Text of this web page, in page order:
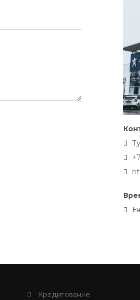
Кредитование